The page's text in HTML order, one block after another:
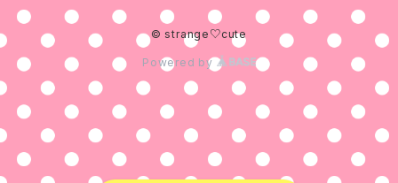
© strange♡cute
Powered by